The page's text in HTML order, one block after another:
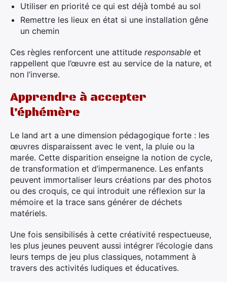
Utiliser en priorité ce qui est déjà tombé au sol
Remettre les lieux en état si une installation gêne
un chemin
Ces règles renforcent une attitude responsable et
rappellent que l’œuvre est au service de la nature, et
non l’inverse.
Apprendre à accepter
l’éphémère
Le land art a une dimension pédagogique forte : les
œuvres disparaissent avec le vent, la pluie ou la
marée. Cette disparition enseigne la notion de cycle,
de transformation et d’impermanence. Les enfants
peuvent immortaliser leurs créations par des photos
ou des croquis, ce qui introduit une réflexion sur la
mémoire et la trace sans générer de déchets
matériels.
Une fois sensibilisés à cette créativité respectueuse,
les plus jeunes peuvent aussi intégrer l’écologie dans
leurs temps de jeu plus classiques, notamment à
travers des activités ludiques et éducatives.